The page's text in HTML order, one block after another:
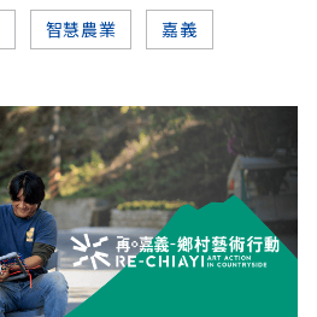
智慧農業 嘉義